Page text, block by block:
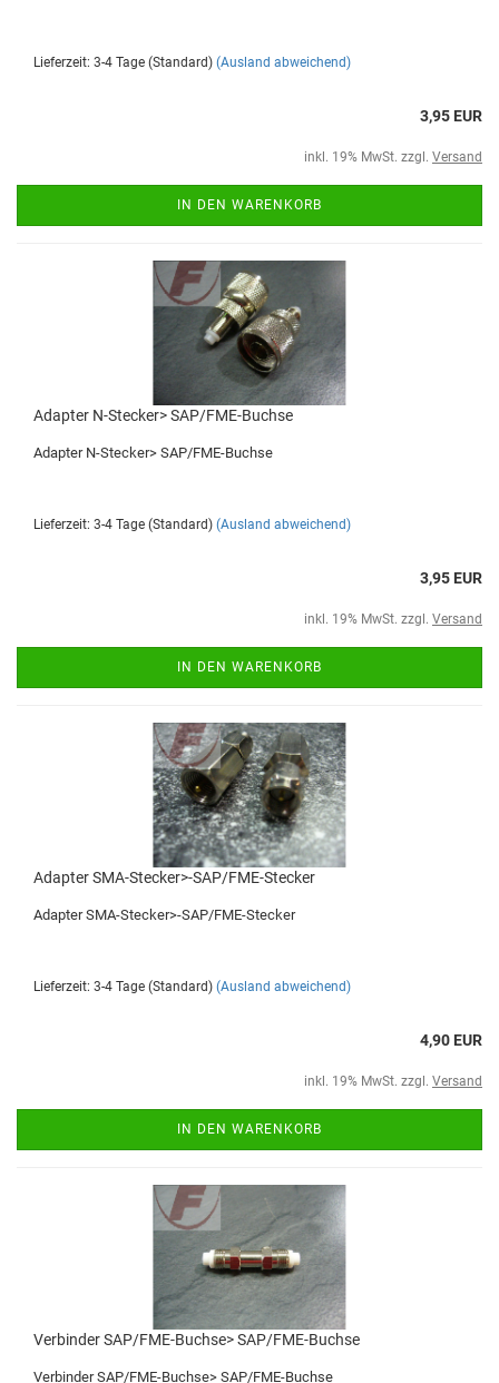
Lieferzeit: 3-4 Tage (Standard) (Ausland abweichend)
3,95 EUR
inkl. 19% MwSt. zzgl. Versand
IN DEN WARENKORB
Adapter N-Stecker> SAP/FME-Buchse
Adapter N-Stecker> SAP/FME-Buchse
Lieferzeit: 3-4 Tage (Standard) (Ausland abweichend)
3,95 EUR
inkl. 19% MwSt. zzgl. Versand
IN DEN WARENKORB
Adapter SMA-Stecker>-SAP/FME-Stecker
Adapter SMA-Stecker>-SAP/FME-Stecker
Lieferzeit: 3-4 Tage (Standard) (Ausland abweichend)
4,90 EUR
inkl. 19% MwSt. zzgl. Versand
IN DEN WARENKORB
Verbinder SAP/FME-Buchse> SAP/FME-Buchse
Verbinder SAP/FME-Buchse> SAP/FME-Buchse